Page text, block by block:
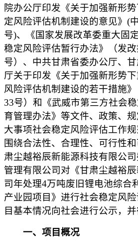
院办公厅印发《关于加强新形
定风险评估机制建设的意见》 (
号)、
《国家发展改革委重大固
稳定风险评估暂行办法》（发改
号）、中共甘肃省委办公厅、
厅关于印发《关于加强新形势
风险评估机制建设的若干措施
33号）和《武威市第三方社会
育管理办法》等文件、政策、
大事项社会稳定风险评估工作规
围绕合法性、合理性、可行性和
肃尘越裕辰新能源科技有限公司
管理有限公司对《甘肃尘越裕
司年处理4万吨废旧锂电池综合
产业园项目 》进行社会稳定风
目基本情况向社会进行公示，并
一、项目概况